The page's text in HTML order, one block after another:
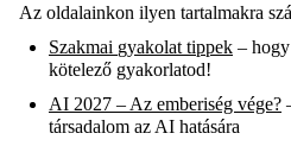
Az oldalainkon ilyen tartalmakra
Szakmai gyakolat tippek –
kötelező gyakorlatod!
AI 2027 – Az emberiség vége?
társadalom az AI hatására